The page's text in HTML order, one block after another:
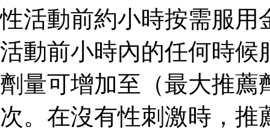
性活動前約小時按需服用
活動前小時內的任何時候
劑量可增加至（最大推薦
次。在沒有性刺激時，